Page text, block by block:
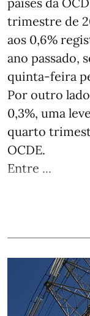
trimestre de
aos 0,6%
ano passado,
quinta-feira
Por outro
0,3%, uma
quarto
OCDE.
Entre ...